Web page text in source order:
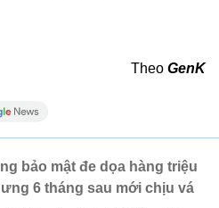
Theo GenK
bảo mật đe dọa hàng triệu
6 tháng sau mới chịu vá